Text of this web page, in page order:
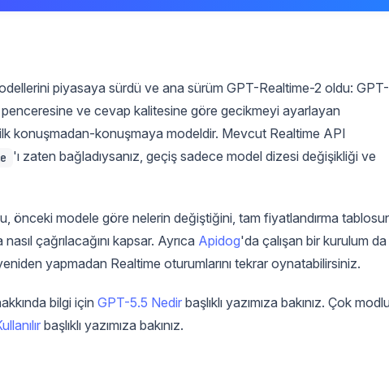
piyasaya sürdü ve ana sürüm GPT-Realtime-2 oldu:
penceresine ve cevap kalitesine göre gecikmeyi ayarlayan
ilk konuşmadan-konuşmaya modeldir. Mevcut Realtime API
'ı zaten bağladıysanız, geçiş sadece model dizesi değişikliği ve
önceki modele göre nelerin değiştiğini, tam fiyatlandırma
çağrılacağını kapsar. Ayrıca Apidog'da çalışan bir kurulum da
yapmadan Realtime oturumlarını tekrar oynatabilirsiniz.
bilgi için GPT-5.5 Nedir başlıklı yazımıza bakınız. Çok modlu
başlıklı yazımıza bakınız.